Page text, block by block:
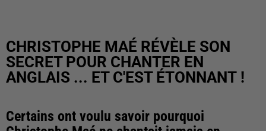
CHRISTOPHE MAÉ RÉVÈLE SON
SECRET POUR CHANTER EN
ANGLAIS ... ET C'EST ÉTONNANT !
Certains ont voulu savoir pourquoi